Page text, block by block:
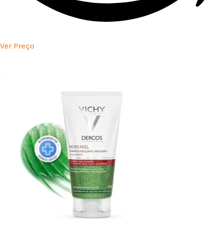
Ver Preço